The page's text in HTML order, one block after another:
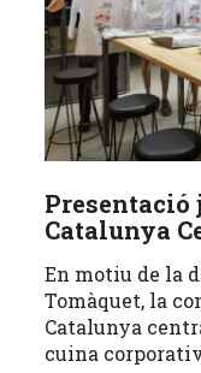
Presentació
Catalunya
En motiu de la
Tomàquet, la
Catalunya
cuina